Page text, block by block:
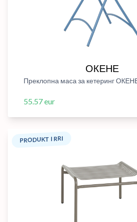
ОКЕНЕ
Преклопна маса за кетеринг
55.57 eur
PRODUKT I RRI